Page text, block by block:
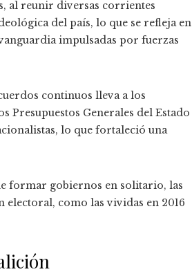
al reunir diversas corrientes
del país, lo que se refleja en
impulsadas por fuerzas
continuos lleva a los
Presupuestos Generales del Estado
lo que fortaleció una
formar gobiernos en solitario, las
como las vividas en 2016